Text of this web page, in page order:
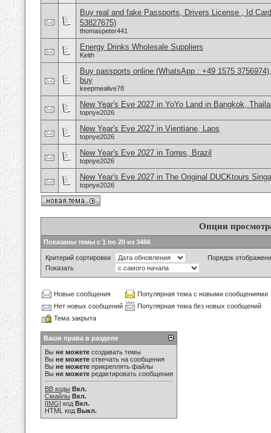
Buy real and fake Passports, Drivers License , Id
53827675)
thomaspeter441
Energy Drinks Wholesale Suppliers
Keith
Buy passports online (WhatsApp : +49 1575
buy
keepmealive78
New Year's Eve 2027 in YoYo Land in Bangkok,
topnye2026
New Year's Eve 2027 in Vientiane, Laos
topnye2026
New Year's Eve 2027 in Torres, Brazil
topnye2026
New Year's Eve 2027 in The Original DUCKtours
topnye2026
Опции
Показаны темы с 1 по 20 из 3466
Критерий сортировки
Порядок
Показать
Новые сообщения
Популярная тема с новыми сообщениями
Нет новых сообщений
Популярная тема без новых сообщений
Тема закрыта
Ваши права в разделе
Вы не можете создавать темы
Вы не можете отвечать на сообщения
Вы не можете прикреплять файлы
Вы не можете редактировать сообщения
BB коды Вкл.
Смайлы Вкл.
[IMG] код Вкл.
HTML код Выкл.